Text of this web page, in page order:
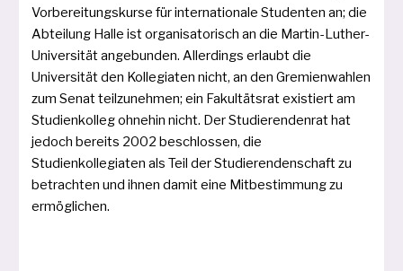
Vorbereitungskurse für inter­na­tio­na­le Studenten an; die
Abteilung Halle ist orga­ni­sa­to­risch an die Martin-Luther-
Universität ange­bun­den. Allerdings erlaubt die
Universität den Kollegiaten nicht, an den Gremienwahlen
zum Senat teil­zu­neh­men; ein Fakultätsrat exis­tiert am
Studienkolleg ohne­hin nicht. Der Studierendenrat hat
jedoch bereits 2002 beschlos­sen, die
Studienkollegiaten als Teil der Studierendenschaft zu
betrach­ten und ihnen damit eine Mitbestimmung zu
ermöglichen.